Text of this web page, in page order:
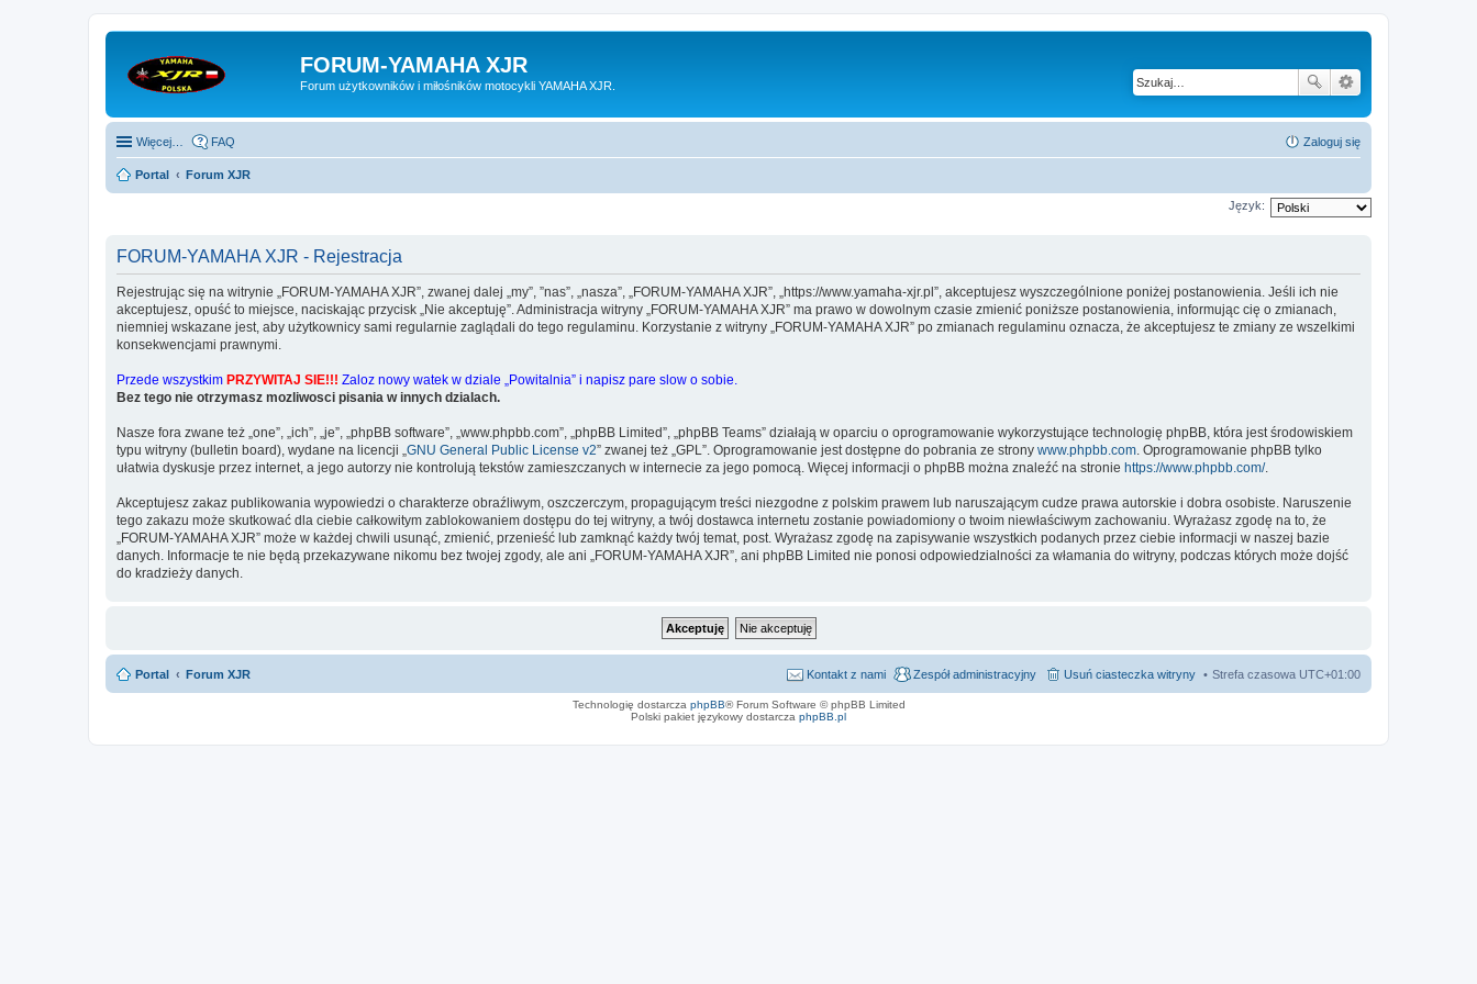
FORUM-YAMAHA XJR
Forum użytkowników i miłośników motocykli YAMAHA XJR.
Więcej… FAQ Zaloguj się
Portal Forum XJR
Język:
FORUM-YAMAHA XJR - Rejestracja
Rejestrując się na witrynie „FORUM-YAMAHA XJR”, zwanej dalej „my”, ”nas”, „nasza”, „FORUM-YAMAHA XJR”, „https://www.yamaha-xjr.pl”, akceptujesz wyszczególnione poniżej postanowienia. Jeśli ich nie
akceptujesz, opuść to miejsce, naciskając przycisk „Nie akceptuję”. Administracja witryny „FORUM-YAMAHA XJR” ma prawo w dowolnym czasie zmienić poniższe postanowienia, informując cię o zmianach,
niemniej wskazane jest, aby użytkownicy sami regularnie zaglądali do tego regulaminu. Korzystanie z witryny „FORUM-YAMAHA XJR” po zmianach regulaminu oznacza, że akceptujesz te zmiany ze wszelkimi
konsekwencjami prawnymi.
Przede wszystkim PRZYWITAJ SIE!!! Zaloz nowy watek w dziale „Powitalnia” i napisz pare slow o sobie.
Bez tego nie otrzymasz mozliwosci pisania w innych dzialach.
Nasze fora zwane też „one”, „ich”, „je”, „phpBB software”, „www.phpbb.com”, „phpBB Limited”, „phpBB Teams” działają w oparciu o oprogramowanie wykorzystujące technologię phpBB, która jest środowiskiem
typu witryny (bulletin board), wydane na licencji „GNU General Public License v2” zwanej też „GPL”. Oprogramowanie jest dostępne do pobrania ze strony www.phpbb.com. Oprogramowanie phpBB tylko
ułatwia dyskusje przez internet, a jego autorzy nie kontrolują tekstów zamieszczanych w internecie za jego pomocą. Więcej informacji o phpBB można znaleźć na stronie https://www.phpbb.com/.
Akceptujesz zakaz publikowania wypowiedzi o charakterze obraźliwym, oszczerczym, propagującym treści niezgodne z polskim prawem lub naruszającym cudze prawa autorskie i dobra osobiste. Naruszenie
tego zakazu może skutkować dla ciebie całkowitym zablokowaniem dostępu do tej witryny, a twój dostawca internetu zostanie powiadomiony o twoim niewłaściwym zachowaniu. Wyrażasz zgodę na to, że
„FORUM-YAMAHA XJR” może w każdej chwili usunąć, zmienić, przenieść lub zamknąć każdy twój temat, post. Wyrażasz zgodę na zapisywanie wszystkich podanych przez ciebie informacji w naszej bazie
danych. Informacje te nie będą przekazywane nikomu bez twojej zgody, ale ani „FORUM-YAMAHA XJR”, ani phpBB Limited nie ponosi odpowiedzialności za włamania do witryny, podczas których może dojść
do kradzieży danych.
Portal Forum XJR Strefa czasowa UTC+01:00
Usuń ciasteczka witryny
Zespół administracyjny
Kontakt z nami
Technologię dostarcza phpBB® Forum Software © phpBB Limited
Polski pakiet językowy dostarcza phpBB.pl